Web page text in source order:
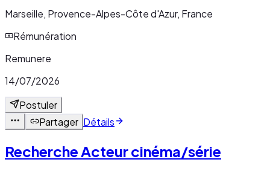
Marseille, Provence-Alpes-Côte d'Azur, France
Rémunération
Remunere
14/07/2026
Postuler
Partager Détails
Recherche Acteur cinéma/série